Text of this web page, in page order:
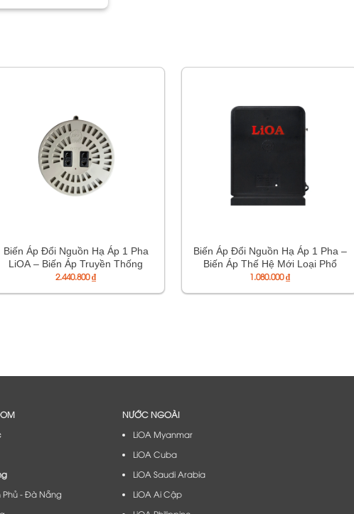
Biến Áp Đổi Nguồn Hạ Áp 1 Pha
LiOA – Biến Áp Truyền Thống
Loại Đặc Biệt – Mã DN020D
2.440.800₫
Biến Áp Đổi Nguồn Hạ Áp 1 Pha –
Biến Áp Thế Hệ Mới Loại Phổ
Thông – Mã DNV015A
1.080.000₫
Phủ - Đà Nẵng​
NƯỚC NGOÀI
LiOA Myanmar
LiOA Cuba
LiOA Saudi Arabia
LiOA Ai Cập